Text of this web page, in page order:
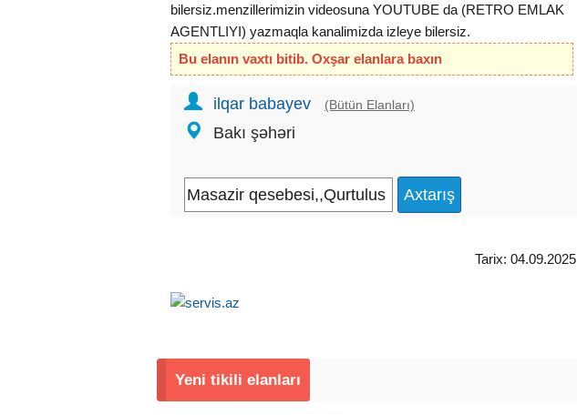
bilersiz.menzillerimizin videosuna YOUTUBE da (RETRO EMLAK
AGENTLIYI) yazmaqla kanalimizda izleye bilersiz.
Bu elanın vaxtı bitib. Oxşar elanlara baxın
ilqar babayev (Bütün Elanları)
Bakı şəhəri
Tarix: 04.09.2025
Yeni tikili elanları